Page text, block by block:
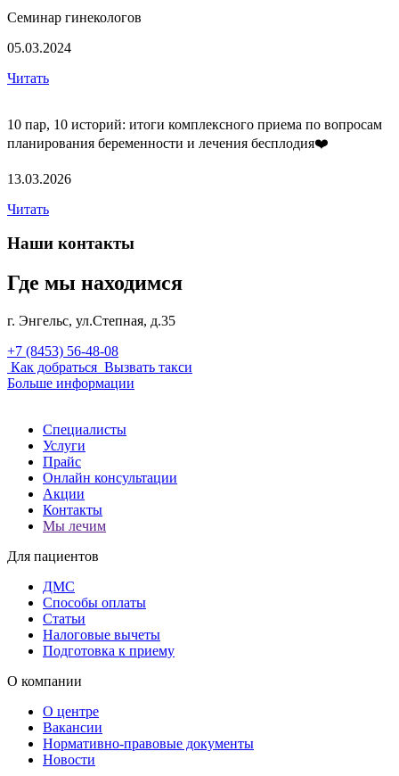
Семинар гинекологов
05.03.2024
Читать
10 пар, 10 историй: итоги комплексного приема по вопросам
планирования беременности и лечения бесплодия❤️
13.03.2026
Читать
Наши контакты
Где мы находимся
г. Энгельс, ул.Степная, д.35
+7 (8453) 56-48-08
Как добраться Вызвать такси
Больше информации
Специалисты
Услуги
Прайс
Онлайн консультации
Акции
Контакты
Мы лечим
Для пациентов
ДМС
Способы оплаты
Статьи
Налоговые вычеты
Подготовка к приему
О компании
О центре
Вакансии
Нормативно-правовые документы
Новости